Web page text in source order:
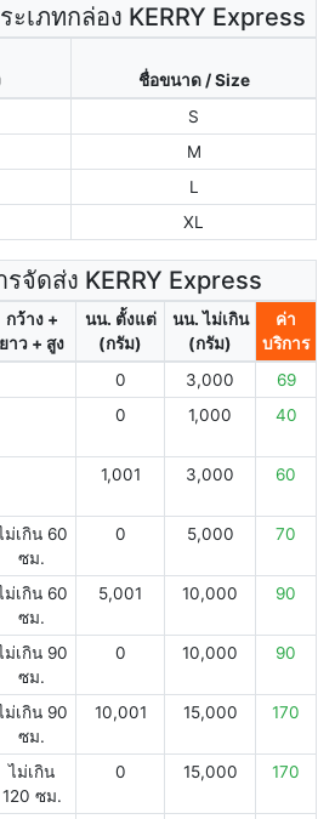
เภทกล่อง KERRY Express
ชื่อขนาด / Size
S
M
L
XL
จัดส่ง KERRY Express
กว้าง +
ยาว + สูง
นน. ตั้งแต่
(กรัม)
นน. ไม่เกิน
(กรัม)
ค่า
บริการ
0 3,000
69
0 1,000 40
1,001 3,000 60
ม่เกิน 60
ซม.
0 5,000 70
ม่เกิน 60
ซม.
5,001 10,000 90
ม่เกิน 90
ซม.
0 10,000 90
ม่เกิน 90
ซม.
10,001 15,000 170
ไม่เกิน
120 ซม.
0 15,000 170